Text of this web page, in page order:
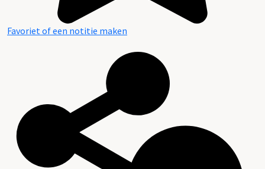
Favoriet of een notitie maken